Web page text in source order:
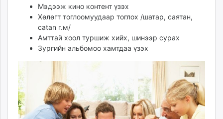
Мэдээж кино контент үзэх
Хөлөгт тоглоомуудаар тоглох /шатар, саятан,
catan г.м/
Амттай хоол туршиж хийх, шинээр сурах
Зургийн альбомоо хамтдаа үзэх